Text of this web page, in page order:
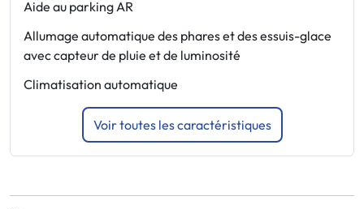
Aide au parking AR
Allumage automatique des phares et des essuis-glace
avec capteur de pluie et de luminosité
Climatisation automatique
Voir toutes les caractéristiques